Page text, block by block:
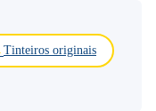
Tinteiros originais